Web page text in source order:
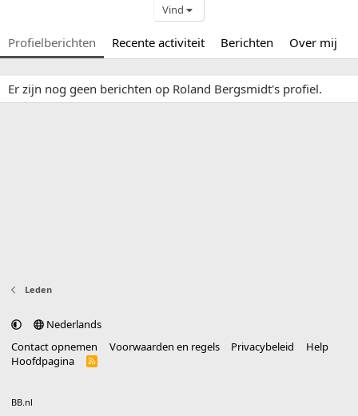
Vind
Profielberichten Recente activiteit Berichten Over mij
Er zijn nog geen berichten op Roland Bergsmidt's profiel.
Leden
Nederlands
Contact opnemen
Voorwaarden en regels Privacybeleid
Help
Hoofdpagina
R
BB.nl